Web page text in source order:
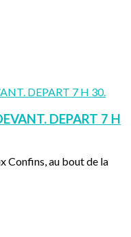
DEPART 7 H
Confins, au bout de la